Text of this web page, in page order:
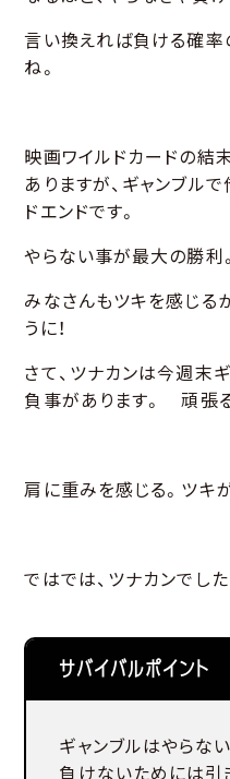
言い換えれば負ける確率
ね。
映画ワイルドカードの結
ありますが、ギャンブル
ドエンドです。
やらない事が最大の勝利。
みなさんもツキを感じる
うに！
さて、ツナカンは今週末
負事があります。 頑張
肩に重みを感じる。ツキ
ではでは、ツナカンでし
サバイバルポイント
ギャンブルはやらな
負けないためには引